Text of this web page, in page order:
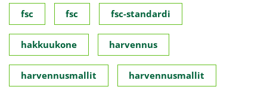
fsc fsc fsc-standardi
hakkuukone harvennus
harvennusmallit harvennusmallit